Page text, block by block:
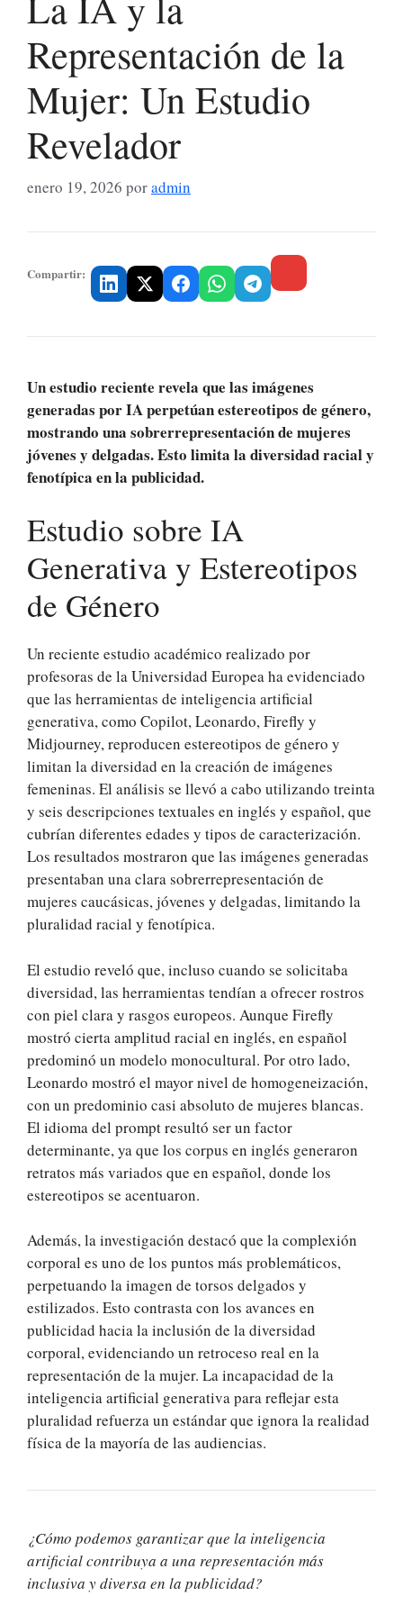
Representación de la
Mujer: Un Estudio
Revelador
enero 19, 2026 poradmin
Compartir:
Un estudio reciente revela que las imágenes
generadas por IA perpetúan estereotipos de género,
mostrando una sobrerrepresentación de mujeres
jóvenes y delgadas. Esto limita la diversidad racial y
fenotípica en la publicidad.
Estudio sobre IA
Generativa y Estereotipos
de Género
Un reciente estudio académico realizado por
profesoras de la Universidad Europea ha evidenciado
que las herramientas de inteligencia artificial
generativa, como Copilot, Leonardo, Firefly y
Midjourney, reproducen estereotipos de género y
limitan la diversidad en la creación de imágenes
femeninas. El análisis se llevó a cabo utilizando treinta
y seis descripciones textuales en inglés y español, que
cubrían diferentes edades y tipos de caracterización.
Los resultados mostraron que las imágenes generadas
presentaban una clara sobrerrepresentación de
mujeres caucásicas, jóvenes y delgadas, limitando la
pluralidad racial y fenotípica.
El estudio reveló que, incluso cuando se solicitaba
diversidad, las herramientas tendían a ofrecer rostros
con piel clara y rasgos europeos. Aunque Firefly
mostró cierta amplitud racial en inglés, en español
predominó un modelo monocultural. Por otro lado,
Leonardo mostró el mayor nivel de homogeneización,
con un predominio casi absoluto de mujeres blancas.
El idioma del prompt resultó ser un factor
determinante, ya que los corpus en inglés generaron
retratos más variados que en español, donde los
estereotipos se acentuaron.
Además, la investigación destacó que la complexión
corporal es uno de los puntos más problemáticos,
perpetuando la imagen de torsos delgados y
estilizados. Esto contrasta con los avances en
publicidad hacia la inclusión de la diversidad
corporal, evidenciando un retroceso real en la
representación de la mujer. La incapacidad de la
inteligencia artificial generativa para reflejar esta
pluralidad refuerza un estándar que ignora la realidad
física de la mayoría de las audiencias.
¿Cómo podemos garantizar que la inteligencia
artificial contribuya a una representación más
inclusiva y diversa en la publicidad?